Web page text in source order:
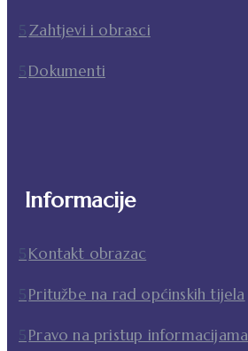
Zahtjevi i obrasci
Dokumenti
Informacije
Kontakt obrazac
Pritužbe na rad općinskih tijela
Pravo na pristup informacijama